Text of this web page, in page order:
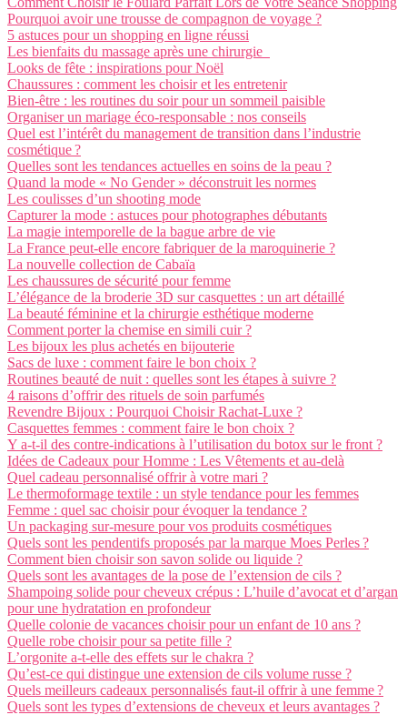
Pourquoi avoir une trousse de compagnon de voyage ?
5 astuces pour un shopping en ligne réussi
Les bienfaits du massage après une chirurgie
Looks de fête : inspirations pour Noël
Chaussures : comment les choisir et les entretenir
Bien-être : les routines du soir pour un sommeil paisible
Organiser un mariage éco-responsable : nos conseils
Quel est l’intérêt du management de transition dans l’industrie
cosmétique ?
Quelles sont les tendances actuelles en soins de la peau ?
Quand la mode « No Gender » déconstruit les normes
Les coulisses d’un shooting mode
Capturer la mode : astuces pour photographes débutants
La magie intemporelle de la bague arbre de vie
La France peut-elle encore fabriquer de la maroquinerie ?
La nouvelle collection de Cabaïa
Les chaussures de sécurité pour femme
L’élégance de la broderie 3D sur casquettes : un art détaillé
La beauté féminine et la chirurgie esthétique moderne
Comment porter la chemise en simili cuir ?
Les bijoux les plus achetés en bijouterie
Sacs de luxe : comment faire le bon choix ?
Routines beauté de nuit : quelles sont les étapes à suivre ?
4 raisons d’offrir des rituels de soin parfumés
Revendre Bijoux : Pourquoi Choisir Rachat-Luxe ?
Casquettes femmes : comment faire le bon choix ?
Y a-t-il des contre-indications à l’utilisation du botox sur le front ?
Idées de Cadeaux pour Homme : Les Vêtements et au-delà
Quel cadeau personnalisé offrir à votre mari ?
Le thermoformage textile : un style tendance pour les femmes
Femme : quel sac choisir pour évoquer la tendance ?
Un packaging sur-mesure pour vos produits cosmétiques
Quels sont les pendentifs proposés par la marque Moes Perles ?
Comment bien choisir son savon solide ou liquide ?
Quels sont les avantages de la pose de l’extension de cils ?
Shampoing solide pour cheveux crépus : L’huile d’avocat et d’argan
pour une hydratation en profondeur
Quelle colonie de vacances choisir pour un enfant de 10 ans ?
Quelle robe choisir pour sa petite fille ?
L’orgonite a-t-elle des effets sur le chakra ?
Qu’est-ce qui distingue une extension de cils volume russe ?
Quels meilleurs cadeaux personnalisés faut-il offrir à une femme ?
Quels sont les types d’extensions de cheveux et leurs avantages ?